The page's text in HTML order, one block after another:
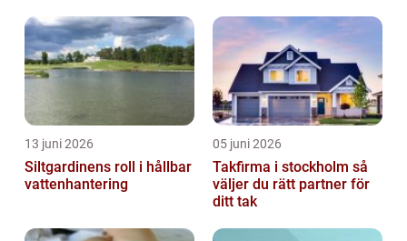
13 juni 2026
Siltgardinens roll i hållbar
vattenhantering
05 juni 2026
Takfirma i stockholm så
väljer du rätt partner för
ditt tak